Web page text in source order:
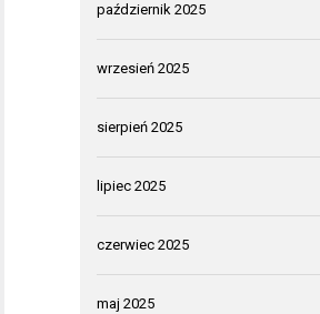
październik 2025
wrzesień 2025
sierpień 2025
lipiec 2025
czerwiec 2025
maj 2025